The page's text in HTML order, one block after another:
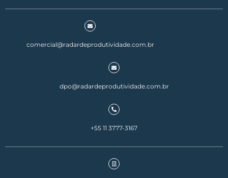
comercial@radardeprodutividade.com.br
dpo@radardeprodutividade.com.br
+55 11 3777-3167